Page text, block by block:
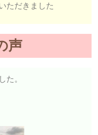
ただきました
声
た。